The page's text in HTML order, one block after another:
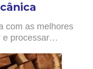
com as melhores
e processar…